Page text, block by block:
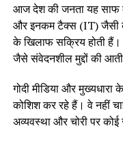
आज देश की जनता यह साफ
और इनकम टैक्स (IT) जैसी
के खिलाफ सक्रिय होती हैं।
जैसे संवेदनशील मुद्दों की
गोदी मीडिया और
कोशिश कर रहे हैं। वे नहीं
अव्यवस्था और चोरी पर कोई